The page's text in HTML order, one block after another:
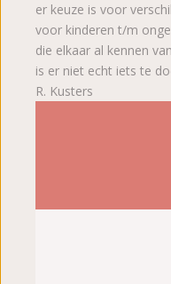
er keuze is voor
voor kinderen t/m
die elkaar al kennen
is er niet echt iets te
R. Kusters